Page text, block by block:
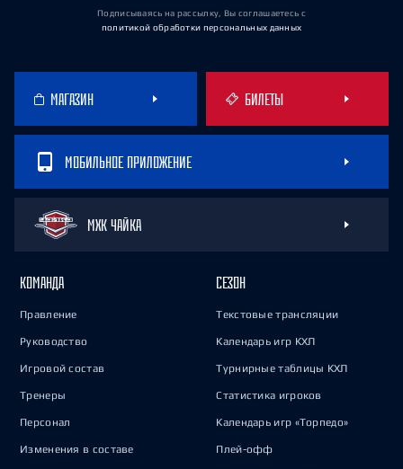
Подписываясь на рассылку, Вы соглашаетесь с
политикой обработки персональных данных
МАГАЗИН БИЛЕТЫ
МОБИЛЬНОЕ ПРИЛОЖЕНИЕ
МХК ЧАЙКА
КОМАНДА
Правление
Руководство
Игровой состав
Тренеры
Персонал
Изменения в составе
СЕЗОН
Текстовые трансляции
Календарь игр КХЛ
Турнирные таблицы КХЛ
Статистика игроков
Календарь игр «Торпедо»
Плей-офф